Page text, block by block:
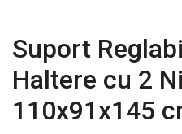
Suport
Haltere cu 2
110x91x145